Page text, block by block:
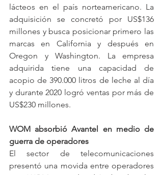
lácteos en el país norteamericano. La
adquisición se concretó por US$136
millones y busca posicionar primero las
marcas en California y después en
Oregon y Washington. La empresa
adquirida tiene una capacidad de
acopio de 390.000 litros de leche al día
y durante 2020 logró ventas por más de
US$230 millones.
WOM absorbió Avantel en medio de
guerra de operadores
El sector de telecomunicaciones
presentó una movida entre operadores